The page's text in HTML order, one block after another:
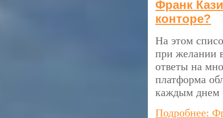
Франк
конторе?
На этом
при желании
ответы на
платформа
каждым днем
Подробнее: